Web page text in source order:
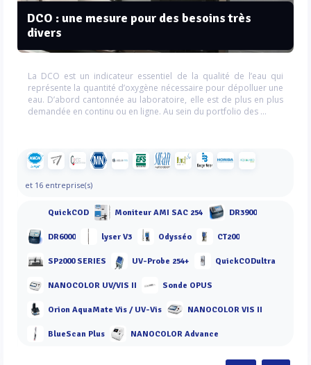
DCO : une mesure pour des besoins très
divers
La DCO est un indicateur essentiel de la qualité de l’eau qui
représente la quantité d’oxygène nécessaire pour dépolluer une
eau. D’abord cantonnée au laboratoire, elle est de plus en plus
demandée en continu ou en ligne. Au sein du portfolio des ...
et 16 entreprise(s)
QuickCOD Moniteur AMI SAC 254 DR3900
DR6000 lyser V3 Odysséo CT200
SP2000 SERIES UV-Probe 254+ QuickCODultra
NANOCOLOR UV/VIS II Sonde OPUS
Orion AquaMate Vis / UV-Vis NANOCOLOR VIS II
BlueScan Plus NANOCOLOR Advance